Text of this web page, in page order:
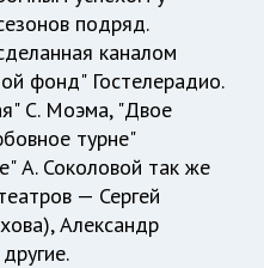
подряд.
каналом
фонд" Гостелерадио.
С. Моэма, "Двое
турне"
А. Соколовой так же
— Сергей
Александр